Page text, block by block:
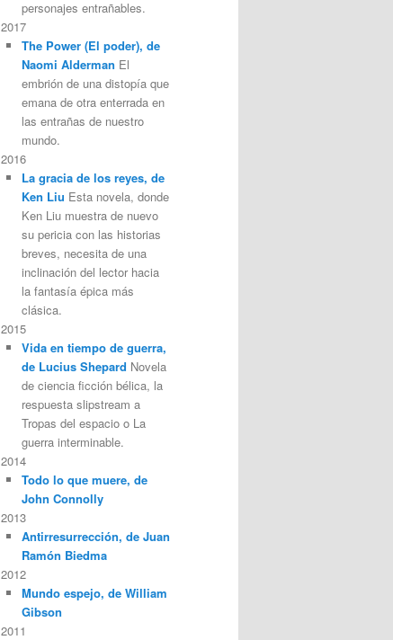
personajes entrañables.
2017
The Power (El poder), de
Naomi Alderman El
embrión de una distopía que
emana de otra enterrada en
las entrañas de nuestro
mundo.
2016
La gracia de los reyes, de
Ken Liu Esta novela, donde
Ken Liu muestra de nuevo
su pericia con las historias
breves, necesita de una
inclinación del lector hacia
la fantasía épica más
clásica.
2015
Vida en tiempo de guerra,
de Lucius Shepard Novela
de ciencia ficción bélica, la
respuesta slipstream a
Tropas del espacio o La
guerra interminable.
2014
Todo lo que muere, de
John Connolly
2013
Antirresurrección, de Juan
Ramón Biedma
2012
Mundo espejo, de William
Gibson
2011